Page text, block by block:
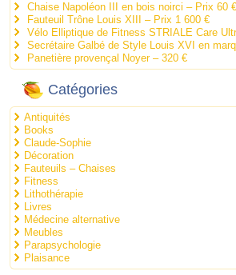
Chaise Napoléon III en bois noirci – Prix 60 €
Fauteuil Trône Louis XIII – Prix 1 600 €
Vélo Elliptique de Fitness STRIALE Care
Secrétaire Galbé de Style Louis XVI en
Panetière provençal Noyer – 320 €
Catégories
Antiquités
Books
Claude-Sophie
Décoration
Fauteuils – Chaises
Fitness
Lithothérapie
Livres
Médecine alternative
Meubles
Parapsychologie
Plaisance